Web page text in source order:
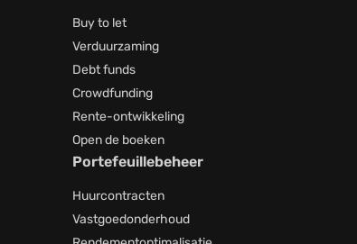
Buy to let
Verduurzaming
Debt funds
Crowdfunding
Rente-ontwikkeling
Open de boeken
Portefeuillebeheer
Huurcontracten
Vastgoedonderhoud